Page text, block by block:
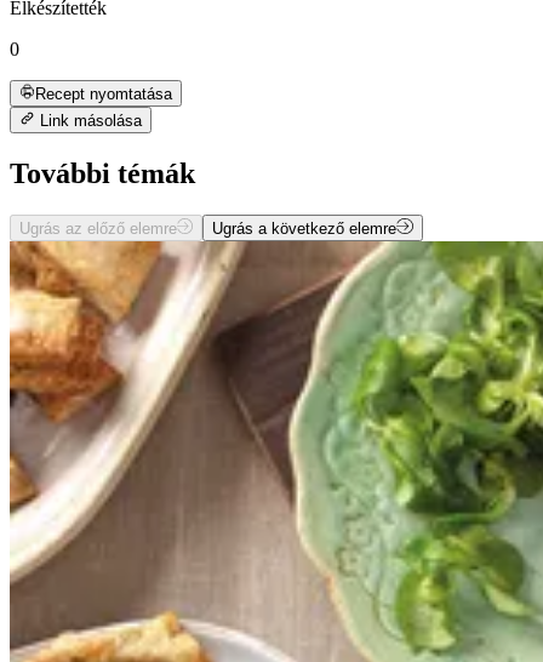
Elkészítették
0
Recept nyomtatása
Link másolása
További témák
Ugrás az előző elemre Ugrás a következő elemre